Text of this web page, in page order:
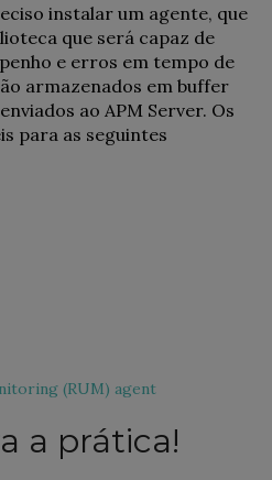
instalar um agente, que
que será capaz de
e erros em tempo de
armazenados em buffer
ao APM Server. Os
para as seguintes
(RUM) agent
a prática!